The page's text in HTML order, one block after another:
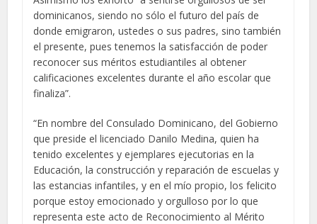
dominicanos, siendo no sólo el futuro del país de
donde emigraron, ustedes o sus padres, sino también
el presente, pues tenemos la satisfacción de poder
reconocer sus méritos estudiantiles al obtener
calificaciones excelentes durante el año escolar que
finaliza”.
“En nombre del Consulado Dominicano, del Gobierno
que preside el licenciado Danilo Medina, quien ha
tenido excelentes y ejemplares ejecutorias en la
Educación, la construcción y reparación de escuelas y
las estancias infantiles, y en el mío propio, los felicito
porque estoy emocionado y orgulloso por lo que
representa este acto de Reconocimiento al Mérito